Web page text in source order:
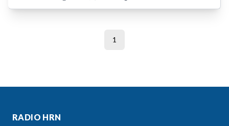
1
RADIO HRN